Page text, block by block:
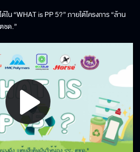
น “WHAT is PP 5?” ภายใต้โครงการ “ล้าน
ชด.”
Play
Video